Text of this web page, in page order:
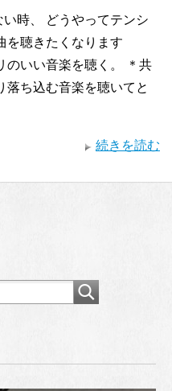
時、 どうやってテンシ
を聴きたくなります
のいい音楽を聴く。 ＊共
落ち込む音楽を聴いてと
続きを読む